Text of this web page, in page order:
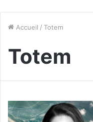
Accueil / Totem
Totem